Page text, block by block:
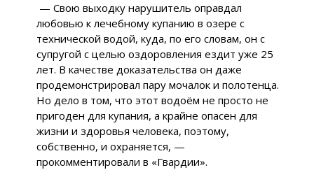
— Свою выходку нарушитель оправдал
любовью к лечебному купанию в озере с
технической водой, куда, по его словам, он с
супругой с целью оздоровления ездит уже 25
лет. В качестве доказательства он даже
продемонстрировал пару мочалок и полотенца.
Но дело в том, что этот водоём не просто не
пригоден для купания, а крайне опасен для
жизни и здоровья человека, поэтому,
собственно, и охраняется, —
прокомментировали в «Гвардии».